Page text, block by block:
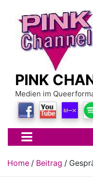
content
PINK
Medien im
Home Beitrag